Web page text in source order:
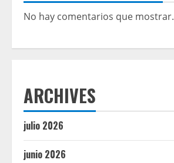
No hay comentarios que mostrar.
ARCHIVES
julio 2026
junio 2026